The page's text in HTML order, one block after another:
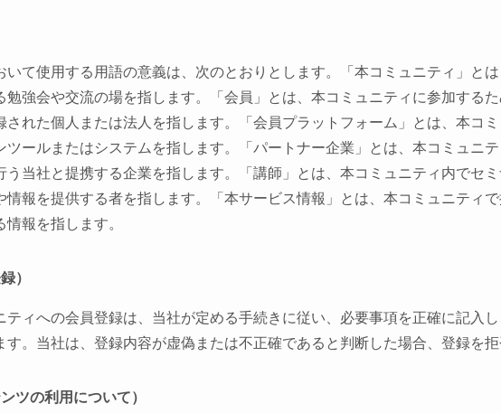
いて使用する用語の意義は、次のとおりとします。「本コミュニティ」と
勉強会や交流の場を指します。「会員」とは、本コミュニティに参加する
された個人または法人を指します。「会員プラットフォーム」とは、本コ
ツールまたはシステムを指します。「パートナー企業」とは、本コミュニ
う当社と提携する企業を指します。「講師」とは、本コミュニティ内でセ
情報を提供する者を指します。「本サービス情報」とは、本コミュニティ
情報を指します。
）
ティへの会員登録は、当社が定める手続きに従い、必要事項を正確に記入
す。当社は、登録内容が虚偽または不正確であると判断した場合、登録を
ツの利用について）